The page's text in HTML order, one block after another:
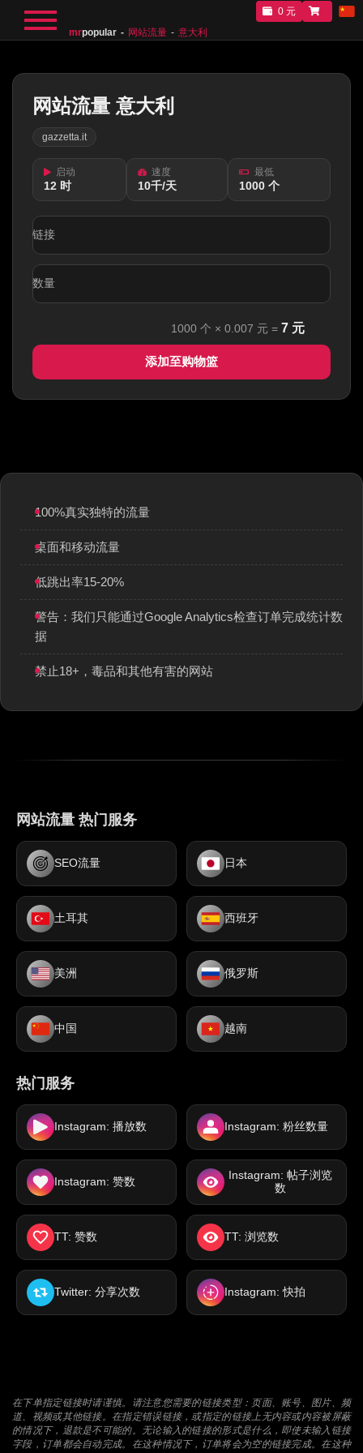
mrpopular 网站流量 意大利
0 元
网站流量 意大利
gazzetta.it
启动
12 时
速度
10千/天
最低
1000 个
链接
数量
1000 个 × 0.007 元 = 7 元
添加至购物篮
100%真实独特的流量
桌面和移动流量
低跳出率15-20%
警告：我们只能通过Google Analytics检查订单完成统计数
据
禁止18+，毒品和其他有害的网站
网站流量 热门服务
SEO流量 日本
土耳其 西班牙
美洲 俄罗斯
中国 越南
热门服务
Instagram: 播放数 Instagram: 粉丝数量
Instagram: 赞数
Instagram: 帖子浏览
数
TT: 赞数 TT: 浏览数
Twitter: 分享次数 Instagram: 快拍
在下单指定链接时请谨慎。请注意您需要的链接类型：页面、账号、图片、频
道、视频或其他链接。在指定错误链接，或指定的链接上无内容或内容被屏蔽
的情况下，退款是不可能的。无论输入的链接的形式是什么，即使未输入链接
字段，订单都会自动完成。在这种情况下，订单将会为空的链接完成。在这种